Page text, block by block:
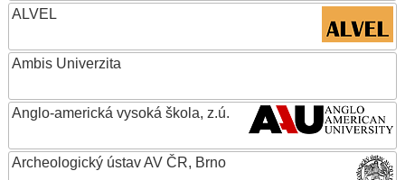
ALVEL
Ambis Univerzita
Anglo-americká vysoká škola, z.ú.
Archeologický ústav AV ČR, Brno